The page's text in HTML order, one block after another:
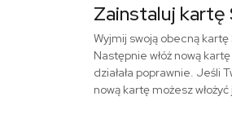
Zainstaluj kartę
Wyjmij swoją obecną
Następnie włóż nową
działała poprawnie. Jeśli
nową kartę możesz